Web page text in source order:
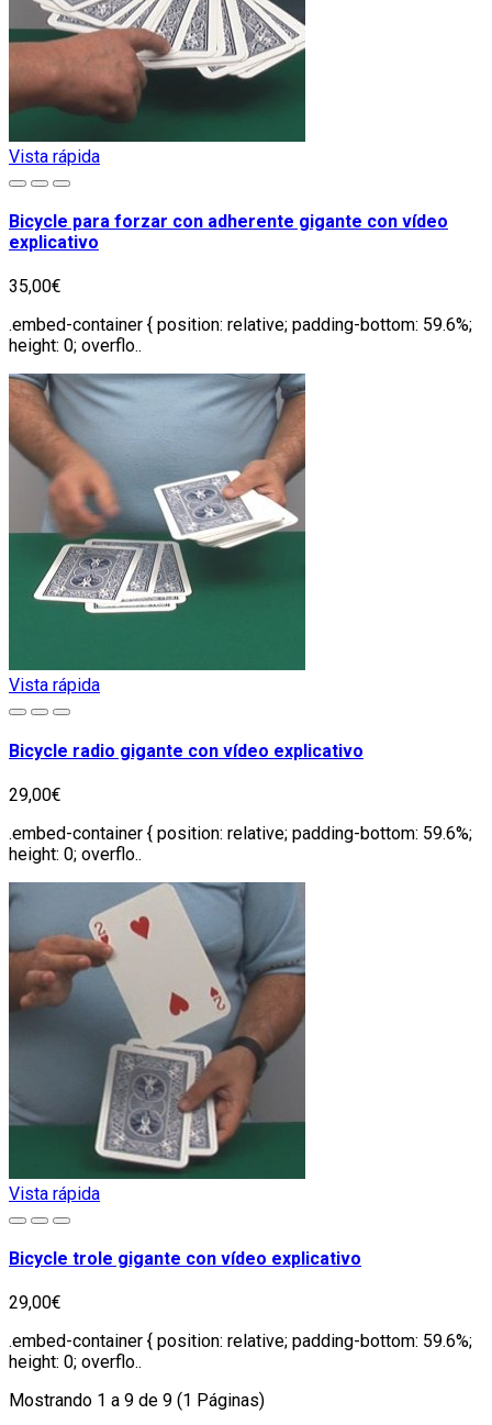
Vista rápida
Bicycle para forzar con adherente gigante con vídeo
explicativo
35,00€
.embed-container { position: relative; padding-bottom: 59.6%;
height: 0; overflo..
Vista rápida
Bicycle radio gigante con vídeo explicativo
29,00€
.embed-container { position: relative; padding-bottom: 59.6%;
height: 0; overflo..
Vista rápida
Bicycle trole gigante con vídeo explicativo
29,00€
.embed-container { position: relative; padding-bottom: 59.6%;
height: 0; overflo..
Mostrando 1 a 9 de 9 (1 Páginas)